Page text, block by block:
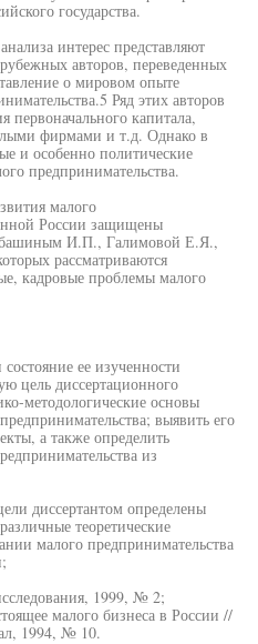
государства.
интерес представляют
авторов, переведенных
о мировом опыте
Ряд этих авторов
первоначального капитала,
фирмами и т.д. Однако в
и особенно политические
предпринимательства.
малого
России защищены
И.П., Галимовой Е.Я.,
рассматриваются
кадровые проблемы малого
ее изученности
цель диссертационного
методологические основы
выявить его
а также определить
из
диссертантом определены
теоретические
малого предпринимательства
1999, № 2;
малого бизнеса в России //
1994, № 10.